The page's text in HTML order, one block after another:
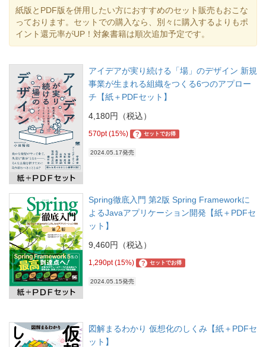
紙版とPDF版を併用したい方におすすめのセット販売もおこな
っております。セットでの購入なら、別々に購入するよりもポ
イント還元率がUP！対象書籍は順次追加予定です。
アイデアが実り続ける「場」のデザイン 新規
事業が生まれる組織をつくる6つのアプロー
チ【紙＋PDFセット】
4,180円（税込）
570pt (15%) ? セットでお得
2024.05.17発売
Spring徹底入門 第2版 Spring Frameworkに
よるJavaアプリケーション開発【紙＋PDFセ
ット】
9,460円（税込）
1,290pt (15%) ? セットでお得
2024.05.15発売
図解まるわかり 仮想化のしくみ【紙＋PDFセ
ット】